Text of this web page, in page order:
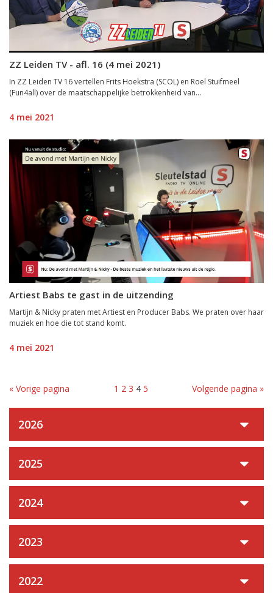
ZZ Leiden TV - afl. 16 (4 mei 2021)
In ZZ Leiden TV 16 vertellen Frits Hoekstra (SCOL) en Roel Stuifmeel
(Fun4all) over de maatschappelijke betrokkenheid van...
4 mei 2021
Artiest Babs te gast in de uitzending
Martijn & Nicky praten met Artiest en Producer Babs. We praten over haar
muziek en hoe die tot stand komt.
4 mei 2021
« Vorige pagina 1 2 3 4 5 Volgende pagina »
2026
2025
2024
2023
2022